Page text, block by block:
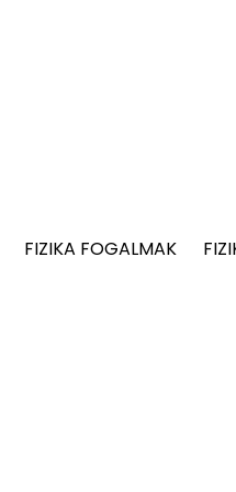
FIZIKA FOGALMAK